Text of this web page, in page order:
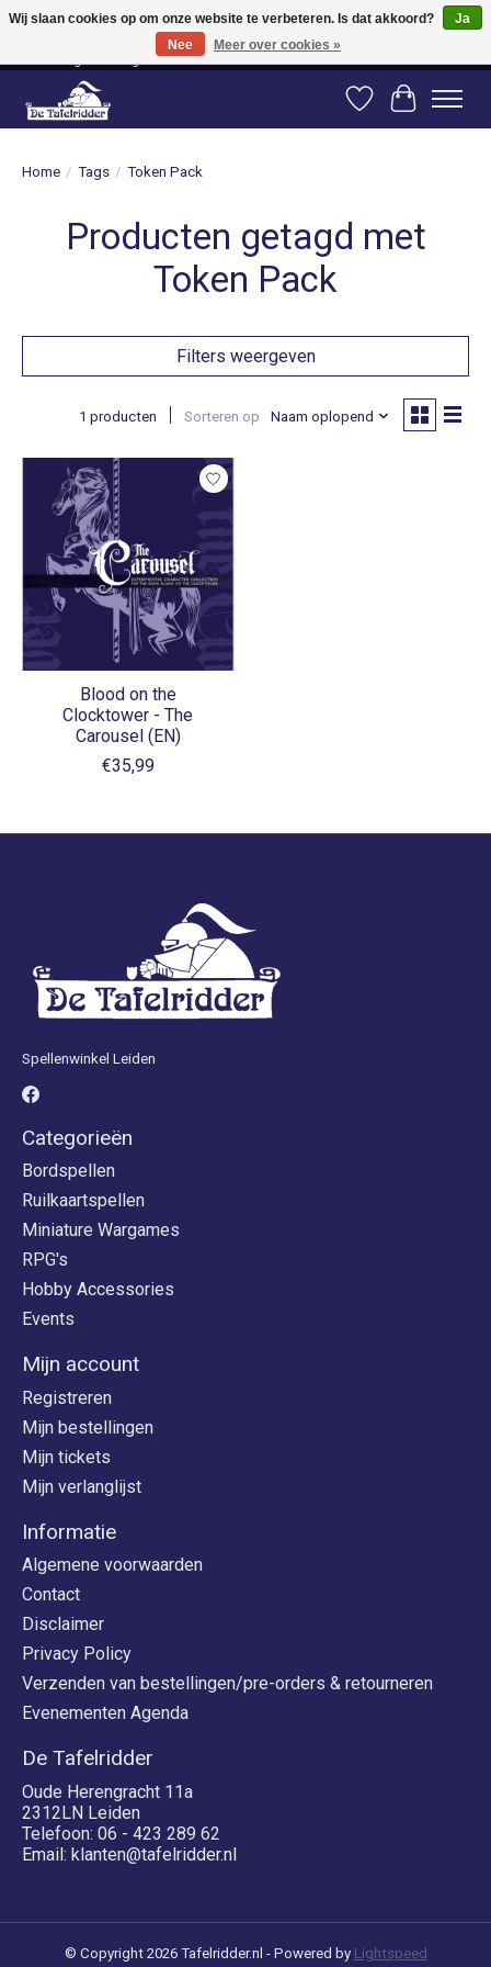
Vanaf 80 euro gratis verzending binnen Nederland! Vanaf 100 euro gratis
verzending naar België en Duitsland!
Verlanglijst
Home / Tags / Token Pack
Producten getagd met
Token Pack
Filters weergeven
1 producten Sorteren op Naam oplopend
Blood on the
Clocktower - The
Carousel (EN)
€35,99
Spellenwinkel Leiden
Categorieën
Bordspellen
Ruilkaartspellen
Miniature Wargames
RPG's
Hobby Accessories
Events
Mijn account
Registreren
Mijn bestellingen
Mijn tickets
Mijn verlanglijst
Informatie
Algemene voorwaarden
Contact
Disclaimer
Privacy Policy
Verzenden van bestellingen/pre-orders & retourneren
Evenementen Agenda
De Tafelridder
Oude Herengracht 11a
2312LN Leiden
Telefoon: 06 - 423 289 62
Email: klanten@tafelridder.nl
© Copyright 2026 Tafelridder.nl - Powered by Lightspeed
Wij slaan cookies op om onze website te verbeteren. Is dat akkoord?
Ja
Nee
Meer over cookies »